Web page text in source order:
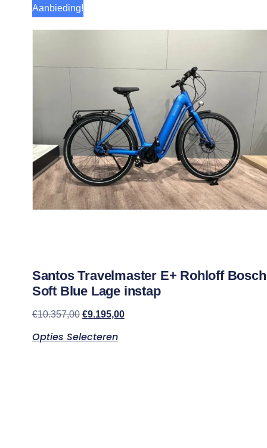
Aanbieding!
Santos Travelmaster E+ Rohloff Bosch
Soft Blue Lage instap
€10.357,00 €9.195,00
Opties Selecteren